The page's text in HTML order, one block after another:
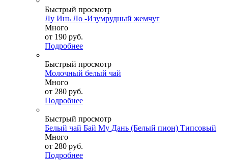
Быстрый просмотр
Лу Инь Ло -Изумрудный жемчуг
Много
от 190 руб.
Подробнее
Быстрый просмотр
Молочный белый чай
Много
от 280 руб.
Подробнее
Быстрый просмотр
Белый чай Бай Му Дань (Белый пион) Типсовый
Много
от 280 руб.
Подробнее